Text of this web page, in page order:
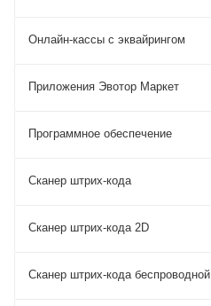
Онлайн-кассы с эквайрингом
Приложения Эвотор Маркет
Программное обеспечение
Сканер штрих-кода
Сканер штрих-кода 2D
Сканер штрих-кода беспроводной